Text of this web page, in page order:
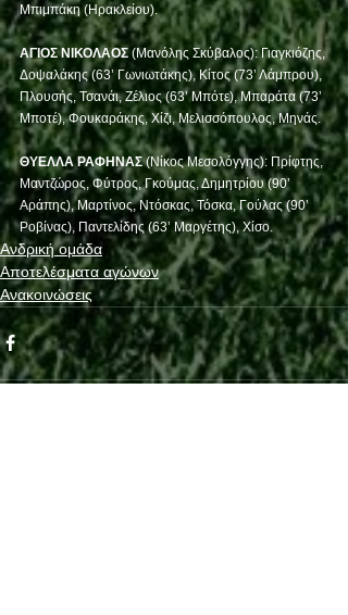
Μπιμπάκη (Ηρακλείου).
ΑΓΙΟΣ ΝΙΚΟΛΑΟΣ (Μανόλης Σκύβαλος): Γιαγκιόζης,
Δοψαλάκης (63’ Γωνιωτάκης), Κίτος (73’ Λάμπρου),
Πλουσής, Τσανάι, Ζέλιος (63’ Μπότε), Μπαράτα (73’
Μποτέ), Φουκαράκης, Χίζι, Μελισσόπουλος, Μηνάς.
ΘΥΕΛΛΑ ΡΑΦΗΝΑΣ (Νίκος Μεσολόγγης): Πρίφτης,
Μαντζώρος, Φύτρος, Γκούμας, Δημητρίου (90’
Αράπης), Μαρτίνος, Ντόσκας, Τόσκα, Γούλας (90’
Ροβίνας), Παντελίδης (63’ Μαργέτης), Χίσο.
Ανδρική ομάδα
Αποτελέσματα αγώνων
Ανακοινώσεις